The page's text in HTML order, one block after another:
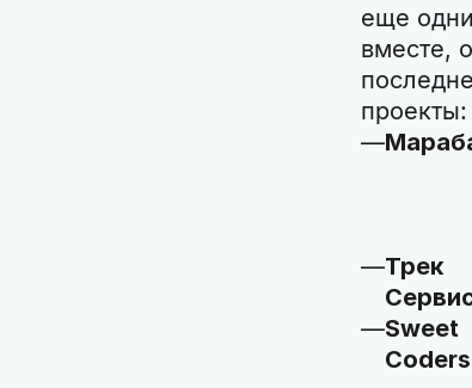
еще
вместе,
проекты:
Трек
Sweet
Coders